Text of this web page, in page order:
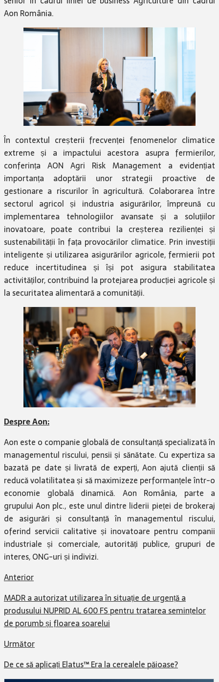
Aon România.
În contextul creșterii frecvenței fenomenelor climatice
extreme și a impactului acestora asupra fermierilor,
conferința AON Agri Risk Management a evidențiat
importanța adoptării unor strategii proactive de
gestionare a riscurilor în agricultură. Colaborarea între
sectorul agricol și industria asigurărilor, împreună cu
implementarea tehnologiilor avansate și a soluțiilor
inovatoare, poate contribui la creșterea rezilienței și
sustenabilității în fața provocărilor climatice. Prin investiții
inteligente și utilizarea asigurărilor agricole, fermierii pot
reduce incertitudinea și își pot asigura stabilitatea
activităților, contribuind la protejarea producției agricole și
la securitatea alimentară a comunității.
Despre Aon:
Aon este o companie globală de consultanță specializată în
managementul riscului, pensii și sănătate. Cu expertiza sa
bazată pe date și livrată de experți, Aon ajută clienții să
reducă volatilitatea și să maximizeze performanțele într-o
economie globală dinamică. Aon România, parte a
grupului Aon plc., este unul dintre liderii pieței de brokeraj
de asigurări și consultanță în managementul riscului,
oferind servicii calitative și inovatoare pentru companii
industriale și comerciale, autorități publice, grupuri de
interes, ONG-uri și indivizi.
Anterior
MADR a autorizat utilizarea în situație de urgență a
produsului NUPRID AL 600 FS pentru tratarea semințelor
de porumb și floarea soarelui
Următor
De ce să aplicați Elatus™ Era la cerealele păioase?